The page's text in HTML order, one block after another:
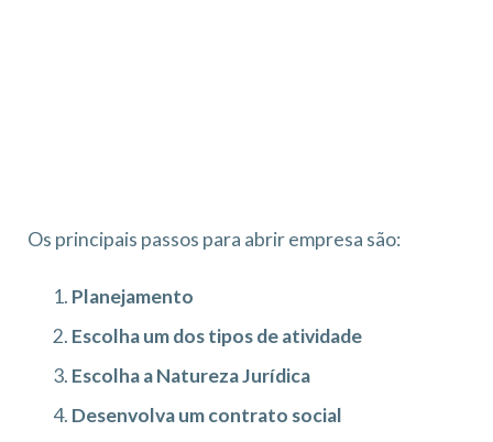
Os principais passos para abrir empresa são:
Planejamento
Escolha um dos tipos de atividade
Escolha a Natureza Jurídica
Desenvolva um contrato social